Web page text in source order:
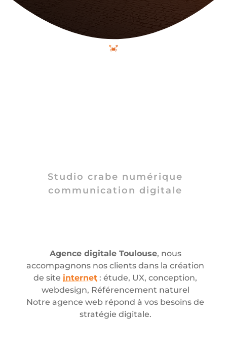
Studio crabe numérique
communication digitale
Agence digitale Toulouse, nous
accompagnons nos clients dans la création
de site internet : étude, UX, conception,
webdesign, Référencement naturel
Notre agence web répond à vos besoins de
stratégie digitale.